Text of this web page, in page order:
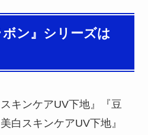
ボン』シリーズは
キンケアUV下地』『豆
白スキンケアUV下地』